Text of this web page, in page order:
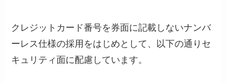
クレジットカード番号を券面に記載しないナンバ
ーレス仕様の採用をはじめとして、以下の通りセ
キュリティ面に配慮しています。